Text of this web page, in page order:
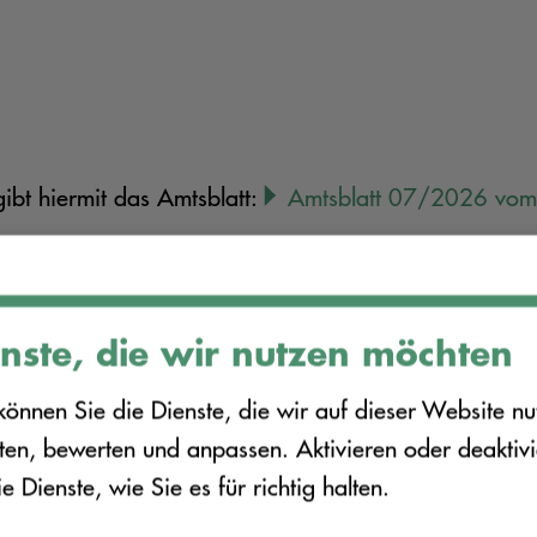
hiermit das Amtsblatt: Amtsblatt 07/2026
aus unserer
die wir nutzen möchten
Sie die Dienste, die wir auf dieser Website
bewerten und anpassen. Aktivieren oder
Dienste, wie Sie es für richtig halten.